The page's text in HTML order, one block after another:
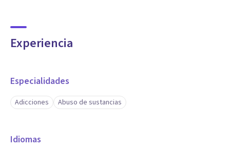
Experiencia
Especialidades
Adicciones Abuso de sustancias
Idiomas